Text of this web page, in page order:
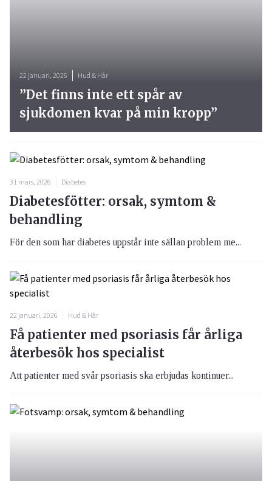
31 mars, 2026 Diabetes
Diabetesfötter: orsak, symtom &
behandling
För den som har diabetes uppstår inte sällan problem me...
22 januari, 2026 Hud & Hår
Få patienter med psoriasis får årliga
återbesök hos specialist
Att patienter med svår psoriasis ska erbjudas kontinuer...
22 januari, 2026 Hud & Hår
”Det finns inte ett spår av
sjukdomen kvar på min kropp”